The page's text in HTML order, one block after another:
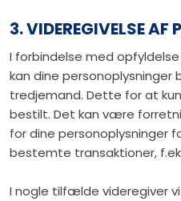
3. VIDEREGIVELSE AF
I forbindelse med
kan dine personoplysninger
tredjemand. Dette for at
bestilt. Det kan være
for dine personoplysninger
bestemte transaktioner,
I nogle tilfælde videregiver